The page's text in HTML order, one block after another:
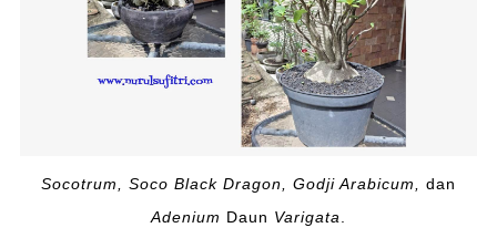
Socotrum, Soco Black Dragon, Godji Arabicum, dan
Adenium Daun Varigata